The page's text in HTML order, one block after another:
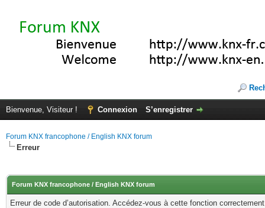
Bienvenue, Visiteur ! Connexion S’enregistrer
Forum KNX francophone / English KNX forum
Erreur
Forum KNX francophone / English KNX forum
Erreur de code d’autorisation. Accédez-vous à cette fonction